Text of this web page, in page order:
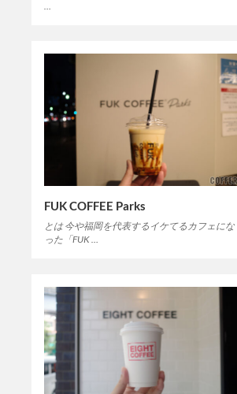
FUK COFFEE Parks
とは 今や福岡を代表するイケてるカフェにな
った「FUK …